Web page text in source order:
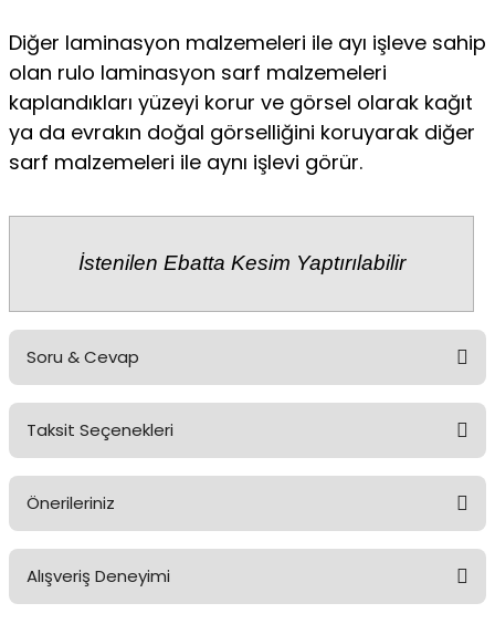
Diğer laminasyon malzemeleri ile ayı işleve sahip
olan rulo laminasyon sarf malzemeleri
kaplandıkları yüzeyi korur ve görsel olarak kağıt
ya da evrakın doğal görselliğini koruyarak diğer
sarf malzemeleri ile aynı işlevi görür.
İstenilen Ebatta Kesim Yaptırılabilir
Soru & Cevap
Taksit Seçenekleri
Önerileriniz
Bu ürünün fiyat bilgisi, resim, ürün açıklamalarında ve diğer
konularda yetersiz gördüğünüz noktaları öneri formunu kullanarak
tarafımıza iletebilirsiniz.
Alışveriş Deneyimi